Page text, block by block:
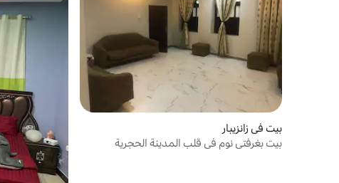
بيت في زانزيبار
بيت بغرفتي نوم في قلب المدينة الحجرية